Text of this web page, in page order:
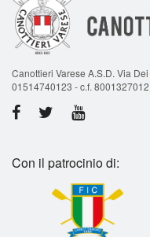
Canottieri Varese A.S.D. Via
01514740123 - c.f.
Con il patrocinio di: